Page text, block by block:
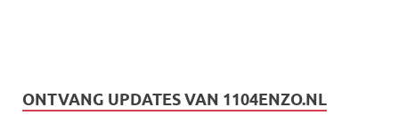
ONTVANG UPDATES VAN 1104ENZO.NL